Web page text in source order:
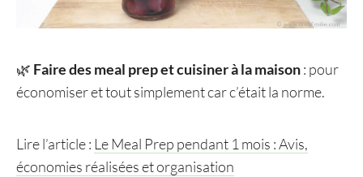
🌿 Faire des meal prep et cuisiner à la maison: pour
économiser et tout simplement car c’était la norme.
Lire l’article : Le Meal Prep pendant 1 mois : Avis,
économies réalisées et organisation